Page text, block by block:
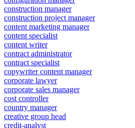
construction manager
construction project manager
content marketing manager
content specialist
content writer
contract administrator
contract specialist
copywriter content manager
corporate lawyer
corporate sales manager
cost controller
country manager
creative group head
credit-analyst